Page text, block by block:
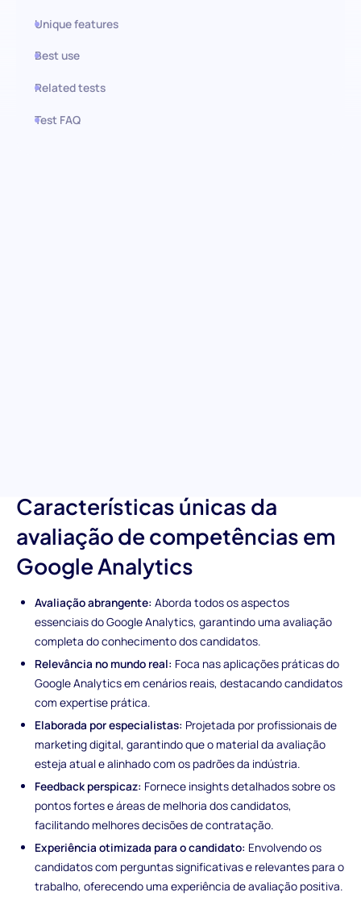
Unique features
Best use
Related tests
Test FAQ
Características únicas da
avaliação de competências em
Google Analytics
Avaliação abrangente: Aborda todos os aspectos
essenciais do Google Analytics, garantindo uma avaliação
completa do conhecimento dos candidatos.
Relevância no mundo real: Foca nas aplicações práticas do
Google Analytics em cenários reais, destacando candidatos
com expertise prática.
Elaborada por especialistas: Projetada por profissionais de
marketing digital, garantindo que o material da avaliação
esteja atual e alinhado com os padrões da indústria.
Feedback perspicaz: Fornece insights detalhados sobre os
pontos fortes e áreas de melhoria dos candidatos,
facilitando melhores decisões de contratação.
Experiência otimizada para o candidato: Envolvendo os
candidatos com perguntas significativas e relevantes para o
trabalho, oferecendo uma experiência de avaliação positiva.